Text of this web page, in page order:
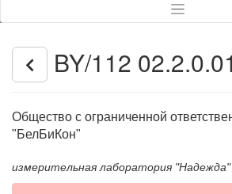
BY/112
Общество с ограниченной
"БелБиКон"
измерительная лаборатория "Надежда"